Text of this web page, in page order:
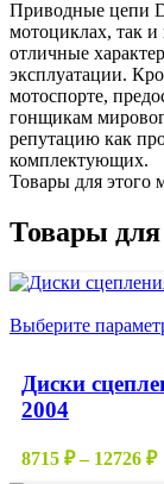
Приводные цепи
мотоциклах, так
отличные
эксплуатации.
мотоспорте,
гонщикам
репутацию как
комплектующих.
Товары для этого
Товары для
Выберите
Диски
2004
8715 ₽ – 12726 ₽